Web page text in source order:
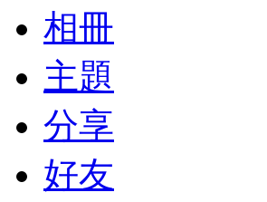
相冊
主題
分享
好友